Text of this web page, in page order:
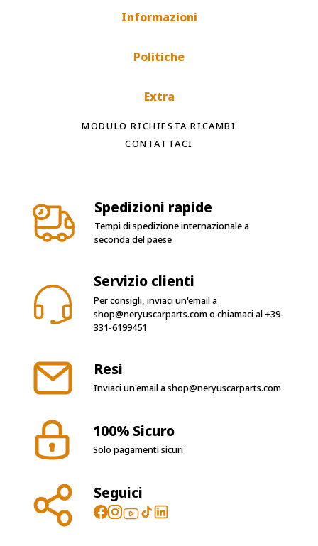
Informazioni
Politiche
Extra
MODULO RICHIESTA RICAMBI
CONTATTACI
Spedizioni rapide
Tempi di spedizione internazionale a
seconda del paese
Servizio clienti
Per consigli, inviaci un'email a
shop@neryuscarparts.como chiamaci al +39-
331-6199451
Resi
Inviaci un'email ashop@neryuscarparts.com
100% Sicuro
Solo pagamenti sicuri
Seguici